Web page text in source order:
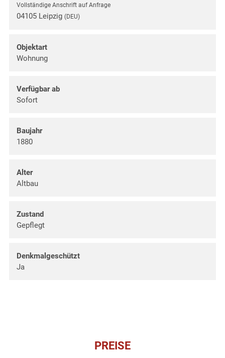
Vollständige Anschrift auf Anfrage
04105 Leipzig (DEU)
Objektart
Wohnung
Verfügbar ab
Sofort
Baujahr
1880
Alter
Altbau
Zustand
Gepflegt
Denkmalgeschützt
Ja
PREISE